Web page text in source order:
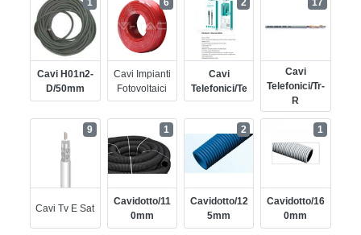
Cavi H01n2-
D/50mm
Cavi Impianti
Fotovoltaici
Cavi
Telefonici/te
Cavi
Telefonici/tr-
R
Cavi Tv E Sat
9
Cavidotto/11
0mm
1
Cavidotto/12
5mm
2
Cavidotto/16
0mm
1